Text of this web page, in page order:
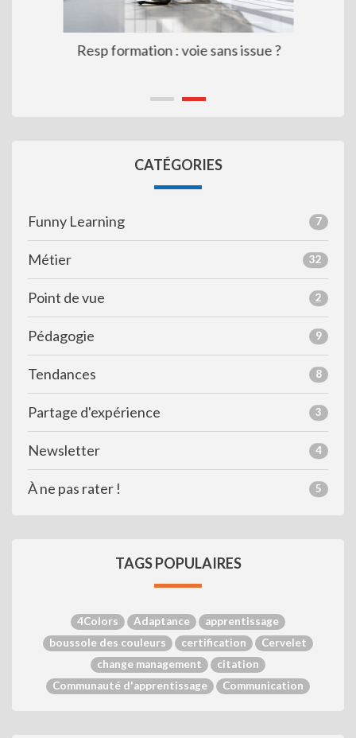
Resp formation : voie sans issue ?
CATÉGORIES
Funny Learning 7
Métier 32
Point de vue 2
Pédagogie 9
Tendances 8
Partage d'expérience 3
Newsletter 4
À ne pas rater ! 5
TAGS POPULAIRES
4Colors Adaptance
apprentissage
boussole des couleurs
certification
Cervelet
change management
citation
Communauté d'apprentissage
Communication